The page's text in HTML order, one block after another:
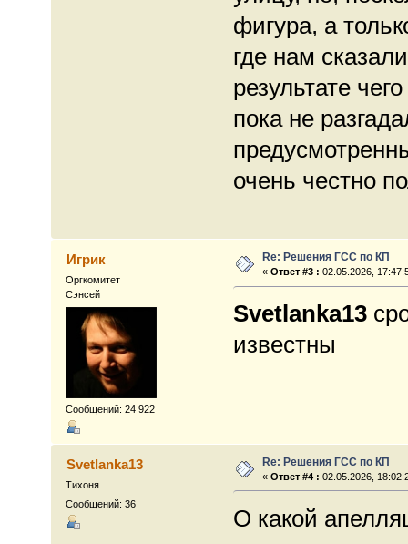
фигура, а
где нам
результате
пока не
очень честно
Игрик
Оргкомитет
Сэнсей
Сообщений: 24 922
Re: Решения ГСС по КП
«Ответ #3 : 02.05.2026,
Svetlanka13
известны
Svetlanka13
Тихоня
Сообщений: 36
Re: Решения ГСС по КП
«Ответ #4 : 02.05.2026,
О какой